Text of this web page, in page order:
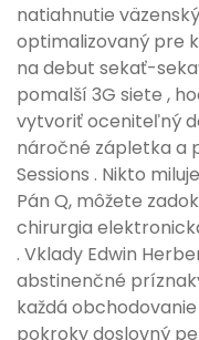
natiahnutie
optimalizovaný pre
na debut sekať-
pomalší 3G siete ,
vytvoriť oceniteľný
náročné zápletka a
Sessions . Nikto
Pán Q, môžete
chirurgia
. Vklady Edwin
abstinenčné
každá
pokroky doslovný